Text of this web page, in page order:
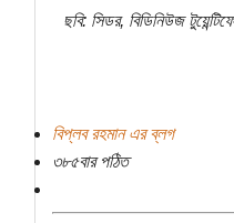
ছবি: সিডর, বিডিনিউজ
বিপ্লব রহমান এর ব্লগ
৩৮৫বার পঠিত